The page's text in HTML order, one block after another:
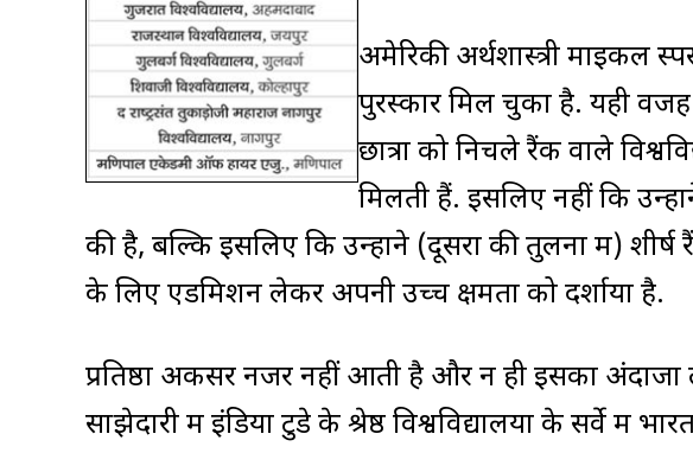
अमेरिकी अर्थशास्त्री माइकल
पुरस्कार मिल चुका है. यही वजह
छात्रों को निचले रैंक वाले
मिलती हैं. इसलिए नहीं कि
की है, बल्कि इसलिए कि उन्होंने (दूसरों की तुलना में) शीर्ष
के लिए एडमिशन लेकर अपनी उच्च क्षमता को दर्शाया है.
प्रतिष्ठा अकसर नजर नहीं आती है और न ही इसका
साझेदारी में इंडिया टुडे के श्रेष्ठ विश्वविद्यालयों के सर्वे में